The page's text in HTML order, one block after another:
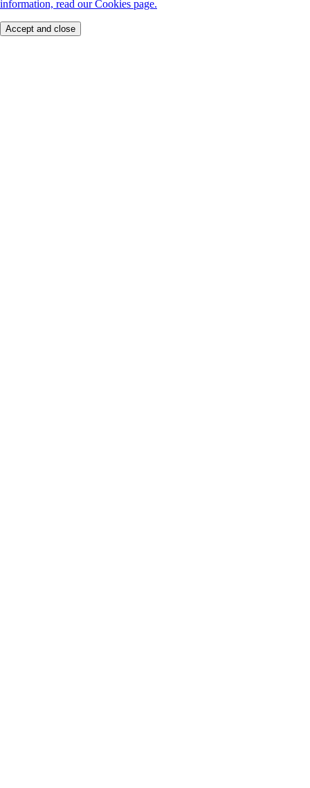
information, read our Cookies page.
Accept and close